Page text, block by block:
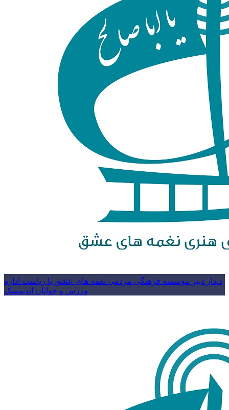
دیدار دبیر موسسه فرهنگی مردمی نغمه های عشق با ریاست اداره
ورزش و جوانان اندیمشک